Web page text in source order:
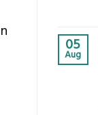
05
Aug